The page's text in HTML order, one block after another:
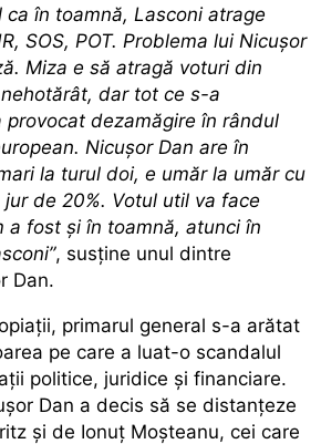
ca în toamnă, Lasconi atrage
SOS, POT. Problema lui Nicușor
Miza e să atragă voturi din
dar tot ce s-a
provocat dezamăgire în rândul
Nicușor Dan are în
la turul doi, e umăr la umăr cu
de 20%. Votul util va face
a fost și în toamnă, atunci în
, susține unul dintre
Dan.
primarul general s-a arătat
pe care a luat-o scandalul
politice, juridice și financiare.
Dan a decis să se distanțeze
și de Ionuț Moșteanu, cei care